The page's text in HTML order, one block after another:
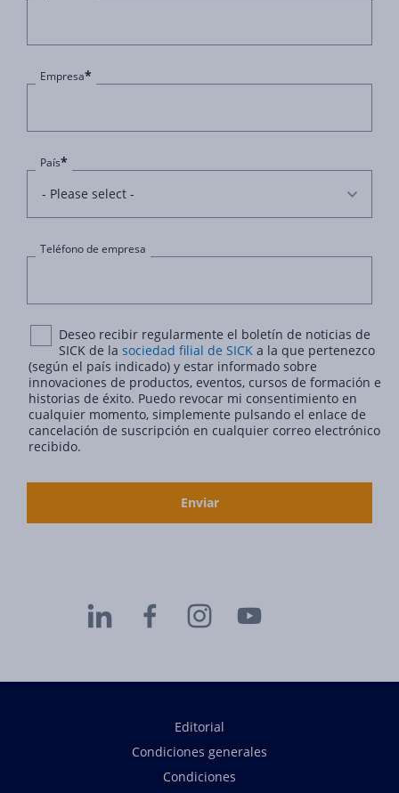
Empresa*
País*
Teléfono de empresa
Deseo recibir regularmente el boletín de noticias de
SICK de la sociedad filial de SICK a la que pertenezco
(según el país indicado) y estar informado sobre
innovaciones de productos, eventos, cursos de formación e
historias de éxito. Puedo revocar mi consentimiento en
cualquier momento, simplemente pulsando el enlace de
cancelación de suscripción en cualquier correo electrónico
recibido.
Editorial
Condiciones generales
Condiciones